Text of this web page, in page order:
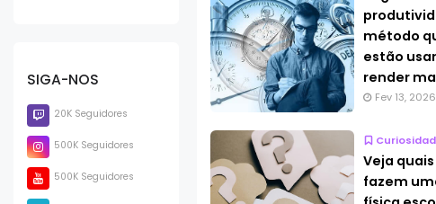
SIGA-NOS
20K Seguidores
500K Seguidores
500K Seguidores
método
estão
render
Fev 13, 2026
Veja
fazem